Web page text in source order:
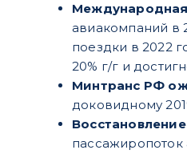
Международная
авиакомпаний в
поездки в 2022
20% г/г и
Минтранс РФ
доковидному
пассажиропоток